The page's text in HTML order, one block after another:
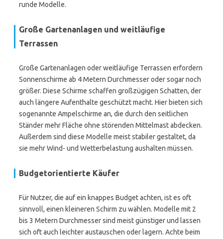
runde Modelle.
Große Gartenanlagen und weitläufige
Terrassen
Große Gartenanlagen oder weitläufige Terrassen erfordern
Sonnenschirme ab 4 Metern Durchmesser oder sogar noch
größer. Diese Schirme schaffen großzügigen Schatten, der
auch längere Aufenthalte geschützt macht. Hier bieten sich
sogenannte Ampelschirme an, die durch den seitlichen
Ständer mehr Fläche ohne störenden Mittelmast abdecken.
Außerdem sind diese Modelle meist stabiler gestaltet, da
sie mehr Wind- und Wetterbelastung aushalten müssen.
Budgetorientierte Käufer
Für Nutzer, die auf ein knappes Budget achten, ist es oft
sinnvoll, einen kleineren Schirm zu wählen. Modelle mit 2
bis 3 Metern Durchmesser sind meist günstiger und lassen
sich oft auch leichter austauschen oder lagern. Achte beim